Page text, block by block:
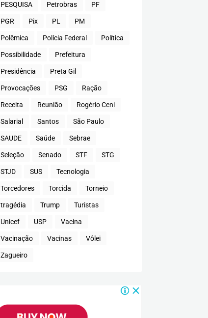
PESQUISA Petrobras PF
PGR Pix PL PM
Polêmica Polícia Federal Política
Possibilidade Prefeitura
Presidência Preta Gil
Provocações PSG Ração
Receita Reunião Rogério Ceni
Salarial Santos São Paulo
SAUDE Saúde Sebrae
Seleção Senado STF STG
STJD SUS Tecnologia
Torcedores Torcida Torneio
tragédia Trump Turistas
Unicef USP Vacina
Vacinação Vacinas Vôlei
Zagueiro